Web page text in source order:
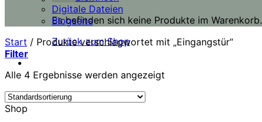
Es befinden sich keine Produkte im Warenkorb.
Zurück zum Shop
Digitale Dateien
Blogseite
Start / Produkte verschlagwortet mit „Eingangstür“
Filter
Alle 4 Ergebnisse werden angezeigt
Shop